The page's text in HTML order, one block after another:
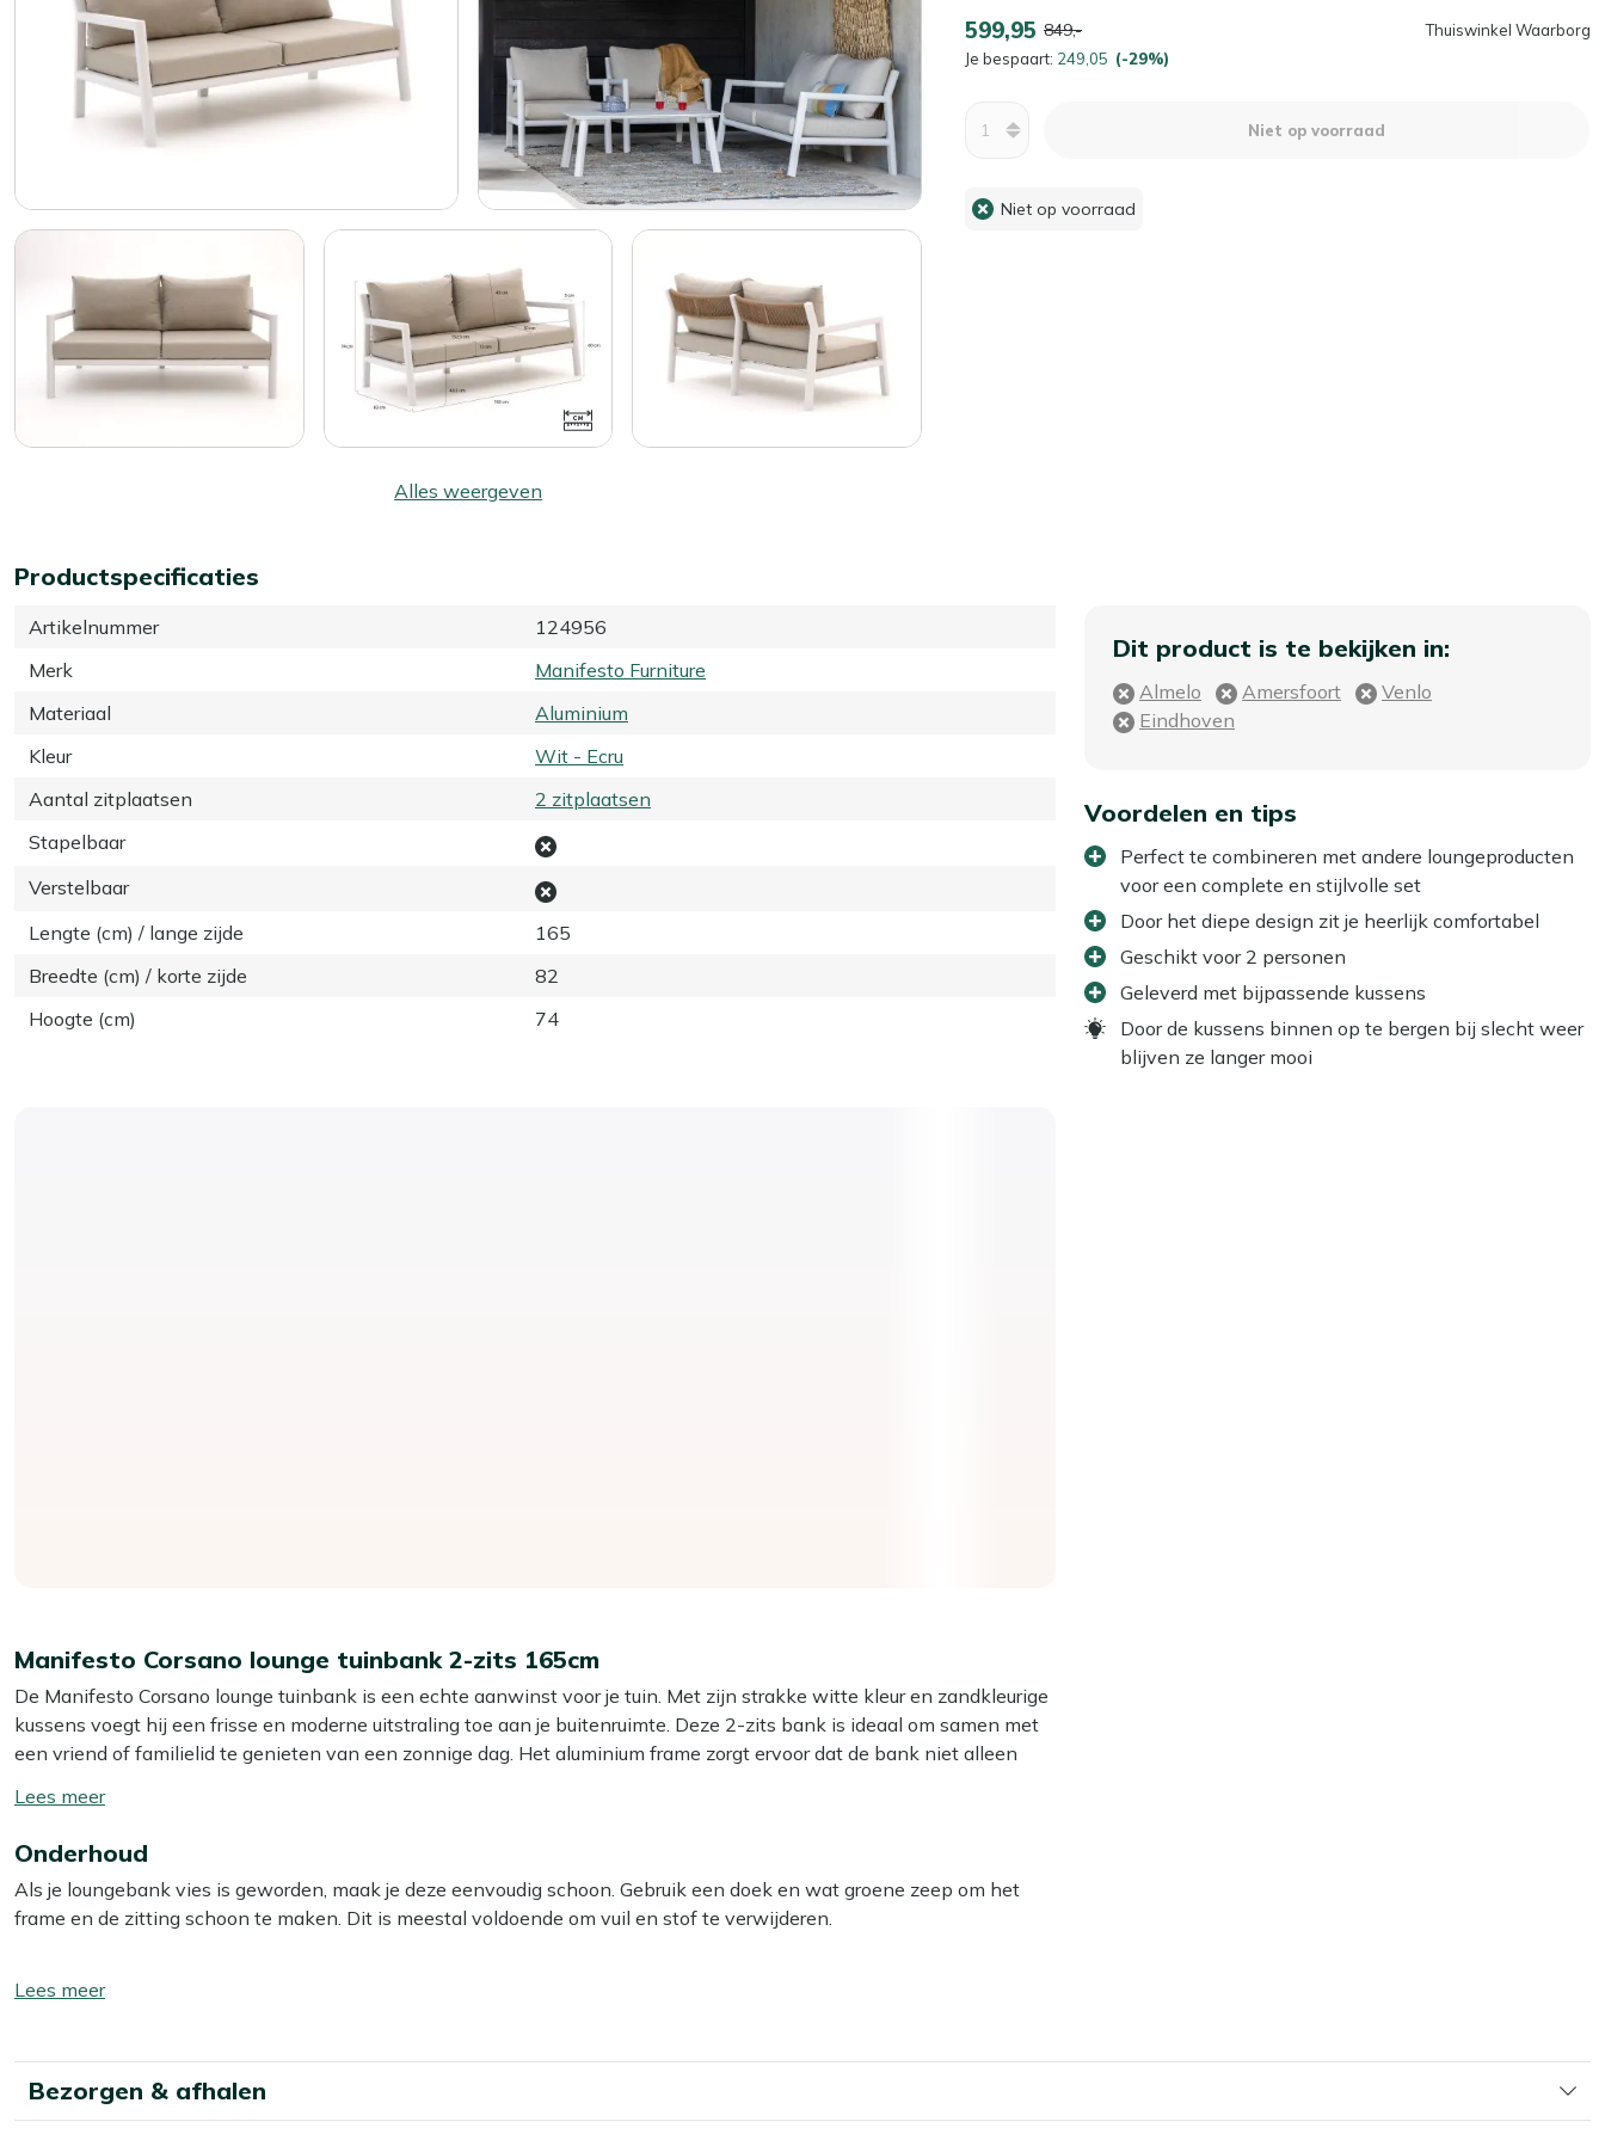
Alles weergeven
599,95 849,-
Je bespaart: 249,05 (-29%)
Thuiswinkel Waarborg
Niet op voorraad
Niet op voorraad
Productspecificaties
Artikelnummer
124956
Merk
Manifesto Furniture
Materiaal
Aluminium
Kleur
Wit - Ecru
Aantal zitplaatsen
2 zitplaatsen
Stapelbaar
Verstelbaar
Lengte (cm) / lange zijde
165
Breedte (cm) / korte zijde
82
Hoogte (cm)
74
Dit product is te bekijken in:
Almelo Amersfoort
Venlo
Eindhoven
Voordelen en tips
Perfect te combineren met andere loungeproducten
voor een complete en stijlvolle set
Door het diepe design zit je heerlijk comfortabel
Geschikt voor 2 personen
Geleverd met bijpassende kussens
Door de kussens binnen op te bergen bij slecht weer
blijven ze langer mooi
Manifesto Corsano lounge tuinbank 2-zits 165cm
De Manifesto Corsano lounge tuinbank is een echte aanwinst voor je tuin. Met zijn strakke witte kleur en zandkleurige
kussens voegt hij een frisse en moderne uitstraling toe aan je buitenruimte. Deze 2-zits bank is ideaal om samen met
een vriend of familielid te genieten van een zonnige dag. Het aluminium frame zorgt ervoor dat de bank niet alleen
jarenlang mooi, zelfs als hij blootgesteld wordt aan vocht. Combineer deze loungebank met andere loungeproducten
Eigenschappen
Aluminium frame:
huis haalt dat jarenlang mooi blijft.
Inclusief kussens:
Toon/verberg
meer
Onderhoud
Als je loungebank vies is geworden, maak je deze eenvoudig schoon. Gebruik een doek en wat groene zeep om het
frame en de zitting schoon te maken. Dit is meestal voldoende om vuil en stof te verwijderen.
het beste resultaat gebruik je dan onze Kees Smit Multi-surface reiniger voor het frame en de zitting. Deze is eenvoudig
hogedrukreiniger, omdat dit het materiaal kan beschadigen.
Wil je je loungeset extra beschermen tegen water en vuil? Dan kun je een beschermende laag aanbrengen met onze
Toon/verberg
Bezorgen & afhalen